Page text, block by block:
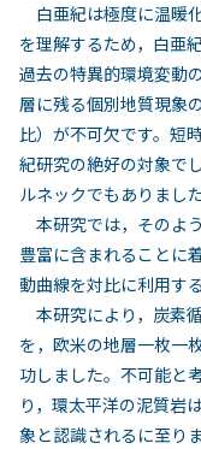
白亜紀は極度に温暖
を理解するため，白亜
過去の特異的環境変動
層に残る個別地質現象
比）が不可欠です。短
紀研究の絶好の対象で
ルネックでもありました
本研究では，そのよ
豊富に含まれることに
動曲線を対比に利用す
本研究により，炭素
を，欧米の地層一枚一
功しました。不可能と
り，環太平洋の泥質岩
象と認識されるに至り